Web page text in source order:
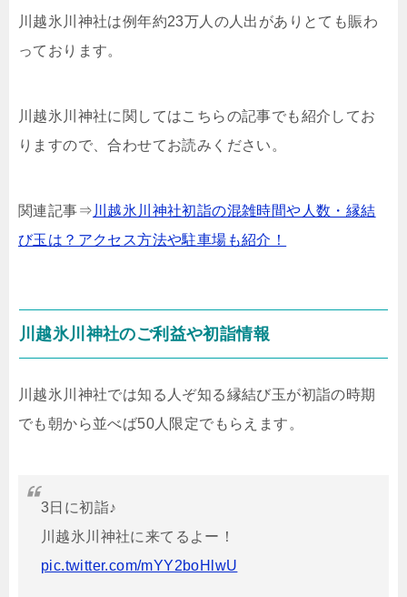
川越氷川神社は例年約23万人の人出がありとても賑わ
っております。
川越氷川神社に関してはこちらの記事でも紹介してお
りますので、合わせてお読みください。
関連記事⇒ 川越氷川神社初詣の混雑時間や人数・縁結
び玉は？アクセス方法や駐車場も紹介！
川越氷川神社のご利益や初詣情報
川越氷川神社では知る人ぞ知る縁結び玉が初詣の時期
でも朝から並べば50人限定でもらえます。
3日に初詣♪
川越氷川神社に来てるよー！
pic.twitter.com/mYY2boHlwU